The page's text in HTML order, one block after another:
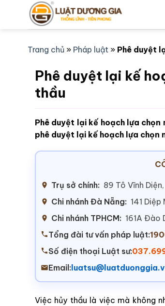
Trang chủ » Pháp luật » Phê duyệt
Phê duyệt lại kế
thầu
Phê duyệt lại kế hoạch lựa chọn
phê duyệt lại kế hoạch lựa chọn
Trụ sở chính: 89 Tô Vĩnh
Chi nhánh Đà Nẵng: 141 Diệp
Chi nhánh TPHCM: 161A Đào
Tổng đài tư vấn pháp luật:
Số điện thoại Luật sư:
Email:
Việc hủy thầu là việc mà không